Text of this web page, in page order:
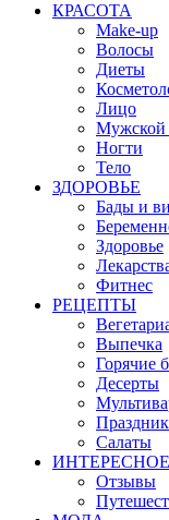
КРАСОТА
Make-up
Волосы
Диеты
Лицо
Мужской
Ногти
Тело
ЗДОРОВЬЕ
Бады и
Здоровье
Фитнес
РЕЦЕПТЫ
Выпечка
Горячие
Десерты
Салаты
ИНТЕРЕСНОЕ
Отзывы